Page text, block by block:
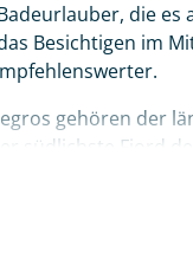
die
Besichtigen im
gehören der
südlichste Fjord
warten auch